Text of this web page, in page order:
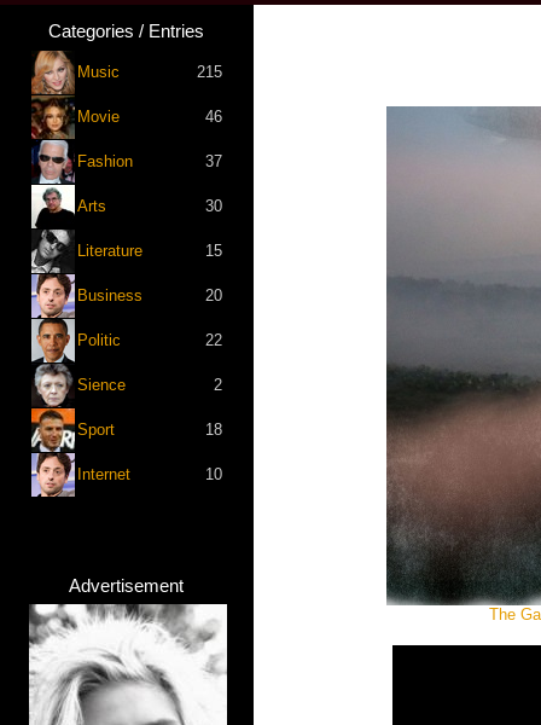
Categories / Entries
Music 215
Movie 46
Fashion 37
Arts 30
Literature 15
Business 20
Politic 22
Sience 2
Sport 18
Internet 10
Advertisement
The